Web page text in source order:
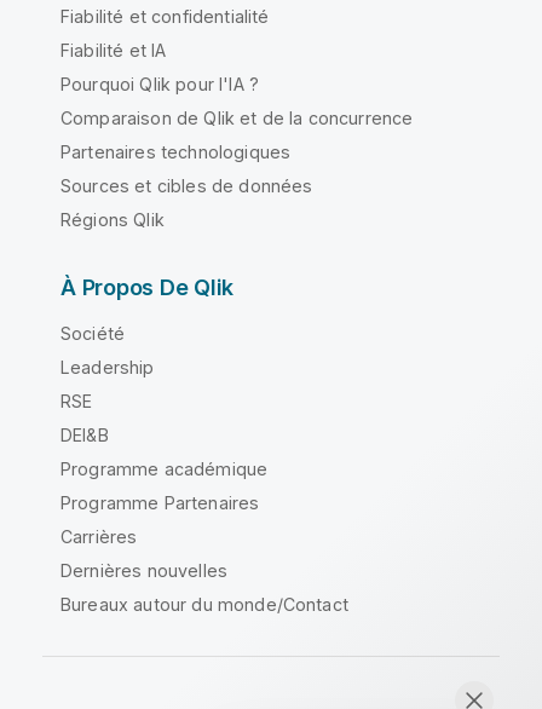
Fiabilité et confidentialité
Fiabilité et IA
Pourquoi Qlik pour l'IA ?
Comparaison de Qlik et de la concurrence
Partenaires technologiques
Sources et cibles de données
Régions Qlik
À Propos De Qlik
Société
Leadership
RSE
DEI&B
Programme académique
Programme Partenaires
Carrières
Dernières nouvelles
Bureaux autour du monde/Contact